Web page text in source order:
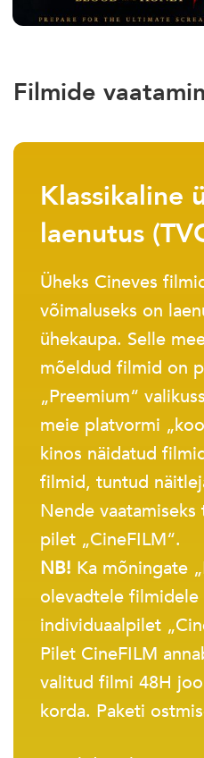
Filmide
Klassikaline
laenutus
Üheks Cineves
võimaluseks on
ühekaupa. Selle
mõeldud filmid on
„Preemium“
meie platvormi
kinos näidatud
filmid, tuntud
Nende
pilet „CineFILM“.
NB! Ka mõningate
olevadtele
individuaalpilet
Pilet CineFILM
valitud filmi 48H
korda. Paketi